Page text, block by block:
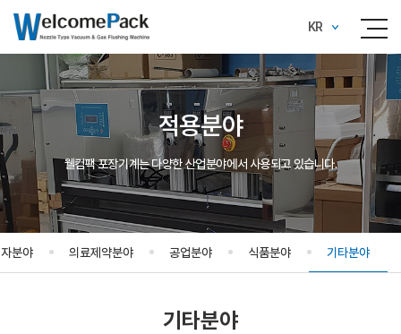
KR
적용분야
웰컴팩 포장기계는 다양한 산업분야에서 사용되고 있습니다.
분야 의료제약분야 공업분야 식품분야 기타분야
기타분야